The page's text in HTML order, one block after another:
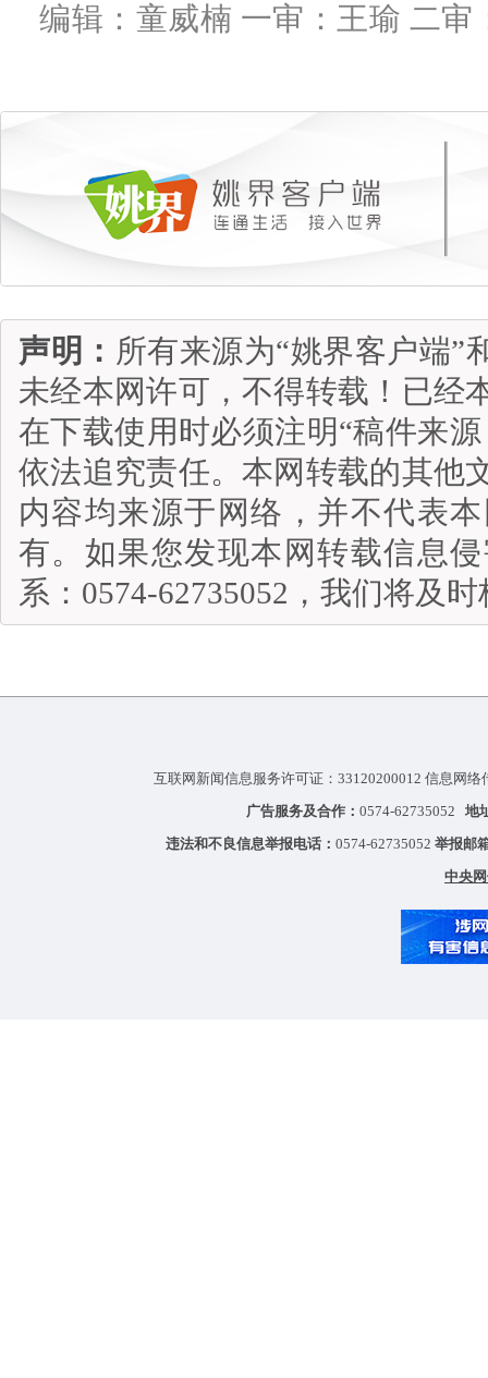
编辑：童威楠 一审：王瑜 二审
声明： 所有来源为“姚界客户端”
未经本网许可，不得转载！已经
在下载使用时必须注明“稿件来
依法追究责任。本网转载的其他
内容均来源于网络，并不代表
有。如果您发现本网转载信息
系：0574-62735052，我们将及
互联网新闻信息服务许可证：33120200012 信息网
广告服务及合作： 0574-62735052 地
违法和不良信息举报电话： 0574-62735052 举报邮
中央